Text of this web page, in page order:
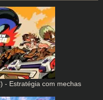
- Estratégia com mechas